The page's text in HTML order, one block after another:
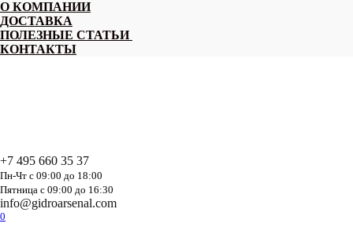
Перейти
к
содержанию
О КОМПАНИИ
ДОСТАВКА
ПОЛЕЗНЫЕ СТАТЬИ
КОНТАКТЫ
+7 495 660 35 37
Пн-Чт с 09:00 до 18:00
Пятница с 09:00 до 16:30
info@gidroarsenal.com
0